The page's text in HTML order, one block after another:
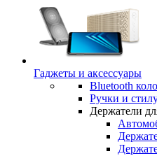
Гаджеты и аксессуары
Bluetooth
Ручки и
Держатели